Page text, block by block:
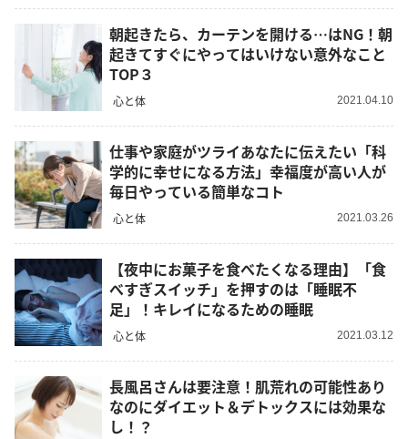
朝起きたら、カーテンを開ける…はNG！朝
起きてすぐにやってはいけない意外なこと
TOP３
心と体 2021.04.10
仕事や家庭がツライあなたに伝えたい「科
学的に幸せになる方法」幸福度が高い人が
毎日やっている簡単なコト
心と体 2021.03.26
【夜中にお菓子を食べたくなる理由】「食
べすぎスイッチ」を押すのは「睡眠不
足」！キレイになるための睡眠
心と体 2021.03.12
長風呂さんは要注意！肌荒れの可能性あり
なのにダイエット＆デトックスには効果な
し！？